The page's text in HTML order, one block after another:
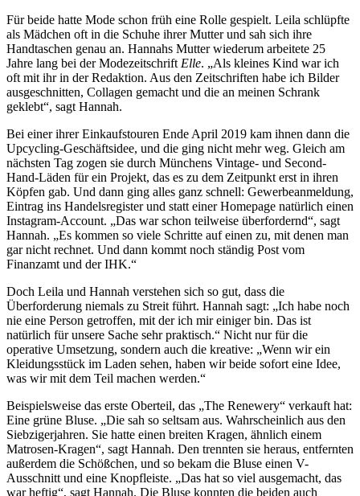
Für beide hatte Mode schon früh eine Rolle gespielt. Leila schlüpfte
als Mädchen oft in die Schuhe ihrer Mutter und sah sich ihre
Handtaschen genau an. Hannahs Mutter wiederum arbeitete 25
Jahre lang bei der Modezeitschrift Elle. „Als kleines Kind war ich
oft mit ihr in der Redaktion. Aus den Zeitschriften habe ich Bilder
ausgeschnitten, Collagen gemacht und die an meinen Schrank
geklebt“, sagt Hannah.
Bei einer ihrer Einkaufstouren Ende April 2019 kam ihnen dann die
Upcycling-Geschäftsidee, und die ging nicht mehr weg. Gleich am
nächsten Tag zogen sie durch Münchens Vintage- und Second-
Hand-Läden für ein Projekt, das es zu dem Zeitpunkt erst in ihren
Köpfen gab. Und dann ging alles ganz schnell: Gewerbeanmeldung,
Eintrag ins Handelsregister und statt einer Homepage natürlich einen
Instagram-Account. „Das war schon teilweise überfordernd“, sagt
Hannah. „Es kommen so viele Schritte auf einen zu, mit denen man
gar nicht rechnet. Und dann kommt noch ständig Post vom
Finanzamt und der IHK.“
Doch Leila und Hannah verstehen sich so gut, dass die
Überforderung niemals zu Streit führt. Hannah sagt: „Ich habe noch
nie eine Person getroffen, mit der ich mir einiger bin. Das ist
natürlich für unsere Sache sehr praktisch.“ Nicht nur für die
operative Umsetzung, sondern auch die kreative: „Wenn wir ein
Kleidungsstück im Laden sehen, haben wir beide sofort eine Idee,
was wir mit dem Teil machen werden.“
Beispielsweise das erste Oberteil, das „The Renewery“ verkauft hat:
Eine grüne Bluse. „Die sah so seltsam aus. Wahrscheinlich aus den
Siebzigerjahren. Sie hatte einen breiten Kragen, ähnlich einem
Matrosen-Kragen“, sagt Hannah. Den trennten sie heraus, entfernten
außerdem die Schößchen, und so bekam die Bluse einen V-
Ausschnitt und eine Knopfleiste. „Das hat so viel ausgemacht, das
war heftig“, sagt Hannah. Die Bluse konnten die beiden auch